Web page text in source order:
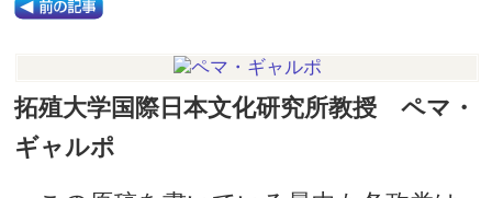
拓殖大学国際日本文化研究所教授 ペマ・
ギャルポ